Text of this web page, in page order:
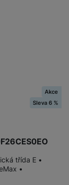
Akce
Sleva 6 %
třída E •
•